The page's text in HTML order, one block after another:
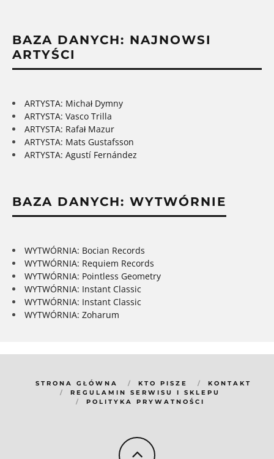
BAZA DANYCH: NAJNOWSI
ARTYŚCI
ARTYSTA: Michał Dymny
ARTYSTA: Vasco Trilla
ARTYSTA: Rafał Mazur
ARTYSTA: Mats Gustafsson
ARTYSTA: Agustí Fernández
BAZA DANYCH: WYTWÓRNIE
WYTWÓRNIA: Bocian Records
WYTWÓRNIA: Requiem Records
WYTWÓRNIA: Pointless Geometry
WYTWÓRNIA: Instant Classic
WYTWÓRNIA: Instant Classic
WYTWÓRNIA: Zoharum
STRONA GŁÓWNA KTO PISZE
KONTAKT
REGULAMIN SERWISU I SKLEPU
POLITYKA PRYWATNOŚCI